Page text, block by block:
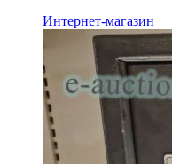
Интернет-магазин